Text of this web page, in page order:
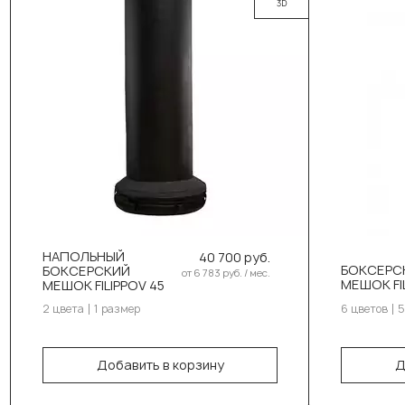
Фигурные
Боксерские мешки 50 кг (8)
Боксерские мешки 120 см (4)
НАПОЛЬНЫЙ
БОКСЕРСКИЙ
МЕШОК FILIPPOV 45
40 700 руб.
от 6 783 руб. / мес.
2 цвета 1 размер
Добавить в корзину
Серый
Карбон
Выберите размер:
180см/45см/95кг
МЕШОК
6 цветов